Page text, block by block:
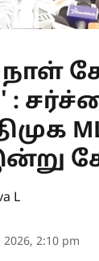
:
L
2026, 2:10 pm